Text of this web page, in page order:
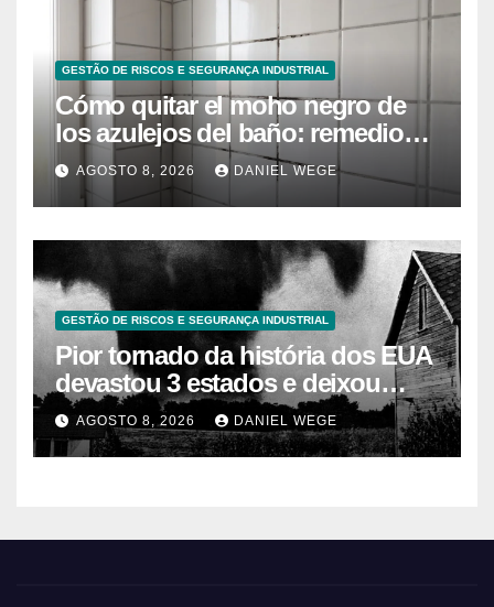
GESTÃO DE RISCOS E SEGURANÇA INDUSTRIAL
Cómo quitar el moho negro de
los azulejos del baño: remedios
caseros efectivos
AGOSTO 8, 2026 DANIEL WEGE
GESTÃO DE RISCOS E SEGURANÇA INDUSTRIAL
Pior tornado da história dos EUA
devastou 3 estados e deixou
centenas de mortos
AGOSTO 8, 2026 DANIEL WEGE